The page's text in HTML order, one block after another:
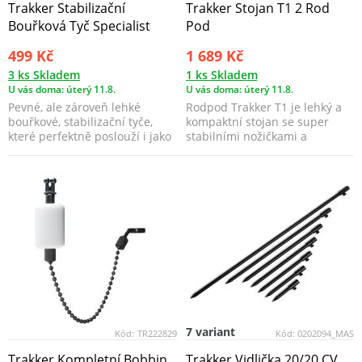
Trakker Stabilizační
Bouřková Tyč Specialist
499 Kč
3 ks Skladem
U vás doma: úterý 11.8.
Pevné, ale zároveň lehké
bouřkové, stabilizační tyče,
které perfektně poslouží i jako
Trakker Stojan T1 2 Rod
Pod
1 689 Kč
1 ks Skladem
U vás doma: úterý 11.8.
Rodpod Trakker T1 je lehký a
kompaktní stojan se super
stabilními nožičkami a
Kód: TR222829 Kód: 0202094_MAS
7 variant